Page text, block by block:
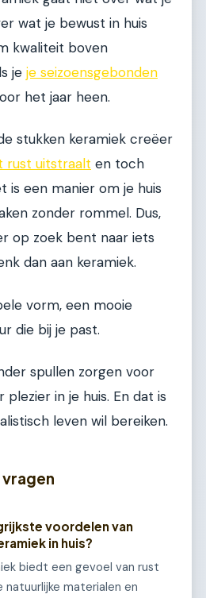
wat je bewust in huis
kwaliteit boven
je je seizoensgebonden
het jaar heen.
stukken keramiek creëer
rust uitstraalt en toch
is een manier om je huis
zonder rommel. Dus,
op zoek bent naar iets
dan aan keramiek.
vorm, een mooie
die bij je past.
spullen zorgen voor
in je huis. En dat is
leven wil bereiken.
voordelen van
in huis?
biedt een gevoel van rust
materialen en